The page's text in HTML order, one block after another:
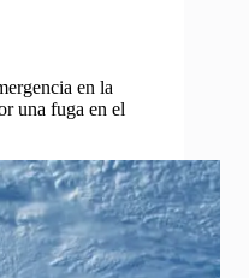
en la
una fuga en el